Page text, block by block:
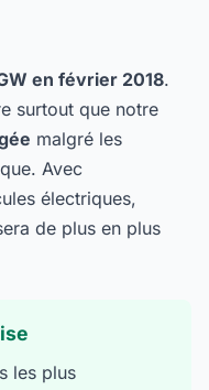
en février 2018.
surtout que notre
malgré les
Avec
électriques,
de plus en plus
les plus